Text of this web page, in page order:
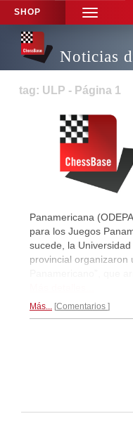
SHOP
TOGGLE
Noticias
tag: ULP - Página 1
Panamericana
para los Juegos
sucede, la
provincial organizaron
Más... Comentarios